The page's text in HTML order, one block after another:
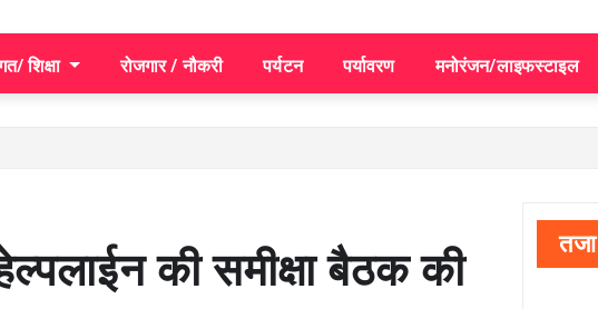
शिक्षा रोजगार / नौकरी पर्यटन पर्यावरण मनोरंजन/लाइफस्टाइल
की समीक्षा बैठक की